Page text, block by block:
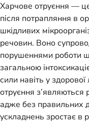
Харчове отруєння —
після потрапляння в
шкідливих
речовин. Воно
порушеннями роботи
загальною
сили навіть у
отруєння з’являються
адже без правильних
ускладнень зростає в